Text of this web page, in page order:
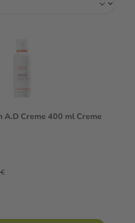
Avène XeraCalm A.D Creme 400 ml Creme